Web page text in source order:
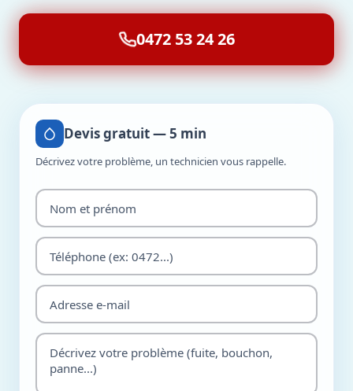
0472 53 24 26
Devis gratuit — 5 min
Décrivez votre problème, un technicien vous rappelle.